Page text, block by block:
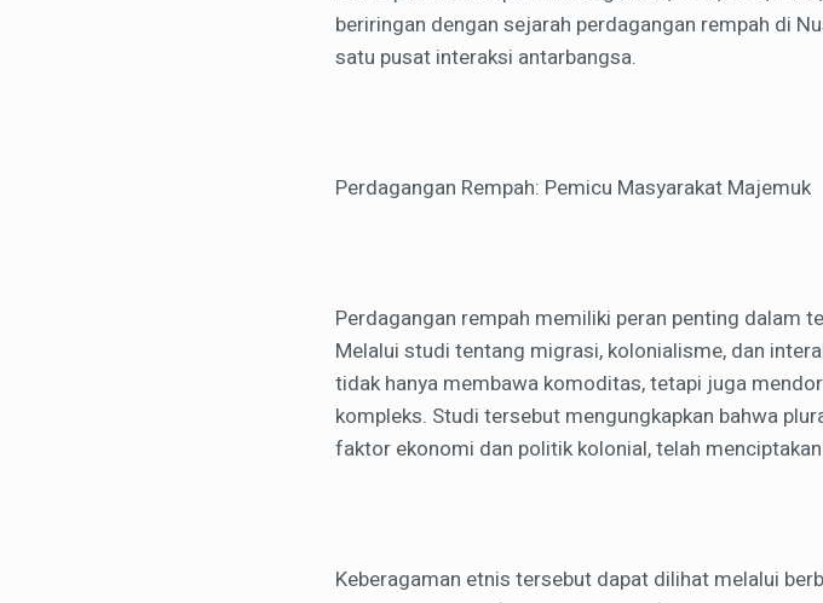
beriringan dengan sejarah perdagangan rempah di
satu pusat interaksi antarbangsa.
Perdagangan Rempah: Pemicu Masyarakat Majemuk
Perdagangan rempah memiliki peran penting dalam
Melalui studi tentang migrasi, kolonialisme, dan
tidak hanya membawa komoditas, tetapi juga
kompleks. Studi tersebut mengungkapkan bahwa
faktor ekonomi dan politik kolonial, telah
Keberagaman etnis tersebut dapat dilihat melalui